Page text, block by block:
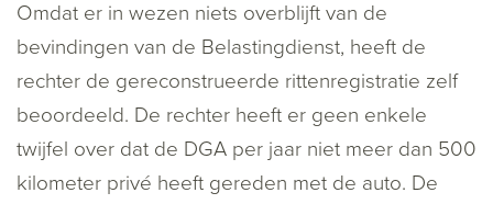
Omdat er in wezen niets overblijft van de
bevindingen van de Belastingdienst, heeft de
rechter de gereconstrueerde rittenregistratie zelf
beoordeeld. De rechter heeft er geen enkele
twijfel over dat de DGA per jaar niet meer dan 500
kilometer privé heeft gereden met de auto. De